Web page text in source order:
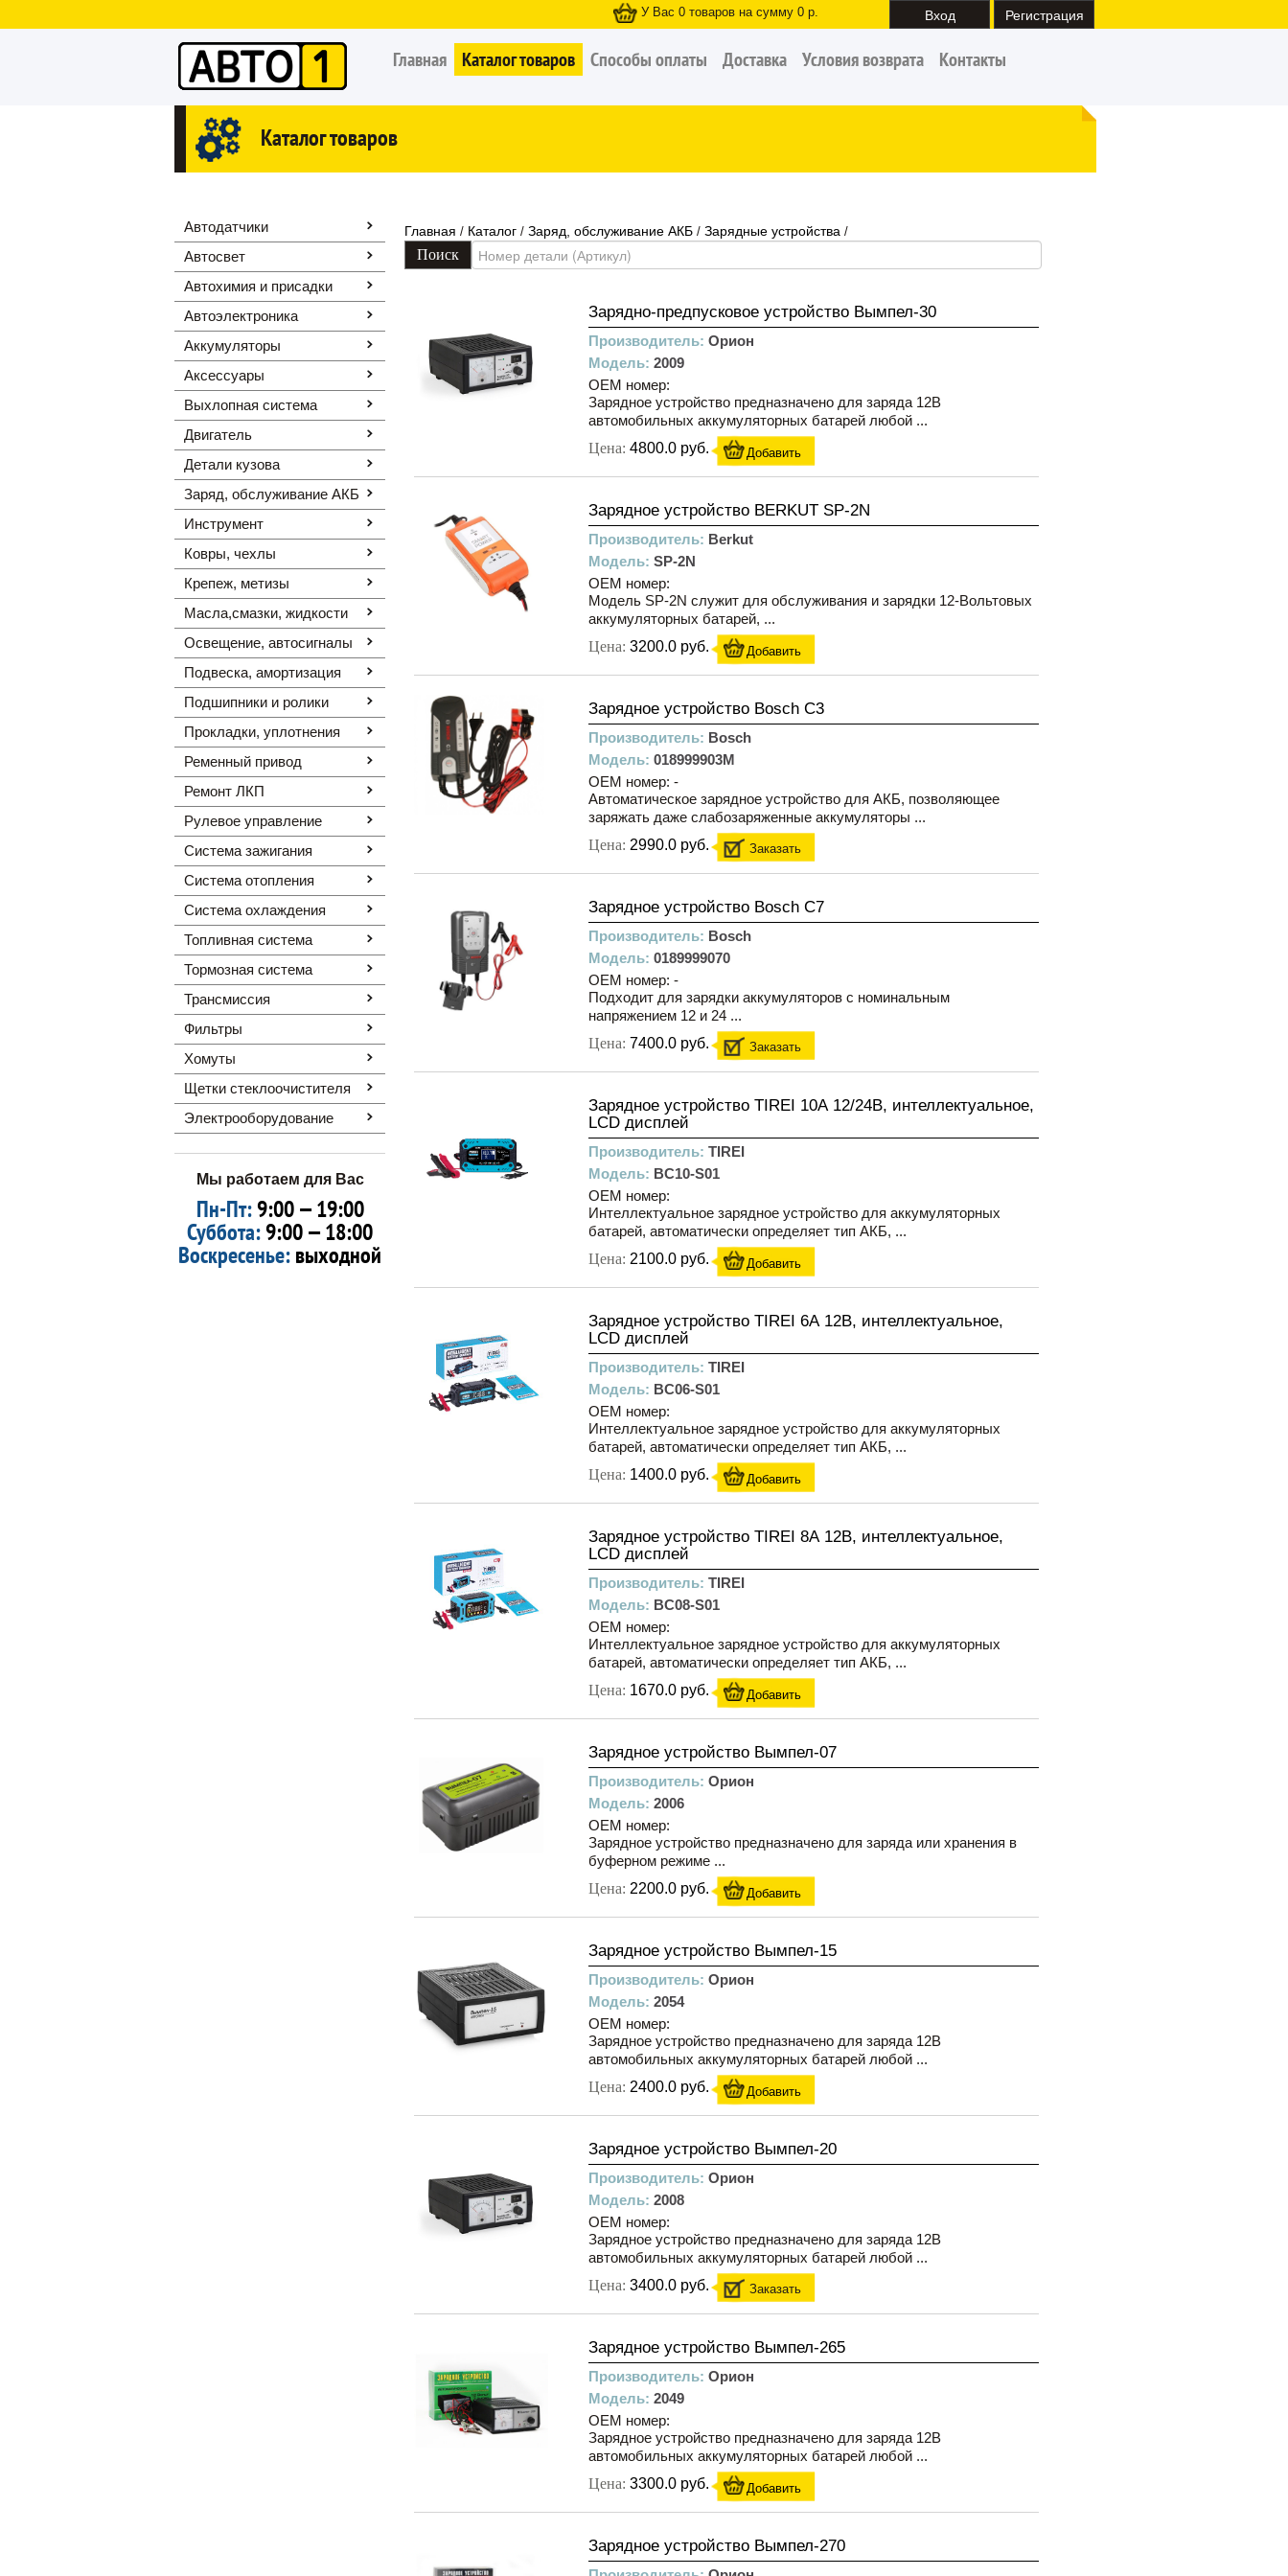
У Вас 0 товаров на сумму 0 р. Вход Регистрация
Главная Каталог товаров Способы оплаты Доставка Условия возврата Контакты
Каталог товаров
Автодатчики
Автосвет
Автохимия и присадки
Автоэлектроника
Аккумуляторы
Аксессуары
Выхлопная система
Двигатель
Детали кузова
Заряд, обслуживание АКБ
Инструмент
Ковры, чехлы
Крепеж, метизы
Масла,смазки, жидкости
Освещение, автоcигналы
Подвеска, амортизация
Подшипники и ролики
Прокладки, уплотнения
Ременный привод
Ремонт ЛКП
Рулевое управление
Система зажигания
Система отопления
Система охлаждения
Топливная система
Тормозная система
Трансмиссия
Фильтры
Хомуты
Щетки стеклоочистителя
Электрооборудование
Мы работаем для Вас
Пн-Пт:9:00 — 19:00
Суббота:9:00 — 18:00
Воскресенье:выходной
Главная / Каталог / Заряд, обслуживание АКБ / Зарядные устройства /
Зарядно-предпусковое устройство Вымпел-30
Производитель: Орион
Модель: 2009
OEM номер:
Зарядное устройство предназначено для заряда 12В
автомобильных аккумуляторных батарей любой ...
Цена: 4800.0 руб. Добавить
Зарядное устройство BERKUT SP-2N
Производитель: Berkut
Модель: SP-2N
OEM номер:
Модель SP-2N служит для обслуживания и зарядки 12-Вольтовых
аккумуляторных батарей, ...
Цена: 3200.0 руб. Добавить
Зарядное устройство Bosch C3
Производитель: Bosch
Модель: 018999903M
OEM номер: -
Автоматическое зарядное устройство для АКБ, позволяющее
заряжать даже слабозаряженные аккумуляторы ...
Цена: 2990.0 руб. Заказать
Зарядное устройство Bosch C7
Производитель: Bosch
Модель: 0189999070
OEM номер: -
Подходит для зарядки аккумуляторов с номинальным
напряжением 12 и 24 ...
Цена: 7400.0 руб. Заказать
Зарядное устройство TIREI 10А 12/24В, интеллектуальное,
LCD дисплей
Производитель: TIREI
Модель: BC10-S01
OEM номер:
Интеллектуальное зарядное устройство для аккумуляторных
батарей, автоматически определяет тип АКБ, ...
Цена: 2100.0 руб. Добавить
Зарядное устройство TIREI 6А 12В, интеллектуальное,
LCD дисплей
Производитель: TIREI
Модель: BC06-S01
OEM номер:
Интеллектуальное зарядное устройство для аккумуляторных
батарей, автоматически определяет тип АКБ, ...
Цена: 1400.0 руб. Добавить
Зарядное устройство TIREI 8А 12В, интеллектуальное,
LCD дисплей
Производитель: TIREI
Модель: BC08-S01
OEM номер:
Интеллектуальное зарядное устройство для аккумуляторных
батарей, автоматически определяет тип АКБ, ...
Цена: 1670.0 руб. Добавить
Зарядное устройство Вымпел-07
Производитель: Орион
Модель: 2006
OEM номер:
Зарядное устройство предназначено для заряда или хранения в
буферном режиме ...
Цена: 2200.0 руб. Добавить
Зарядное устройство Вымпел-15
Производитель: Орион
Модель: 2054
OEM номер:
Зарядное устройство предназначено для заряда 12В
автомобильных аккумуляторных батарей любой ...
Цена: 2400.0 руб. Добавить
Зарядное устройство Вымпел-20
Производитель: Орион
Модель: 2008
OEM номер:
Зарядное устройство предназначено для заряда 12В
автомобильных аккумуляторных батарей любой ...
Цена: 3400.0 руб. Заказать
Зарядное устройство Вымпел-265
Производитель: Орион
Модель: 2049
OEM номер:
Зарядное устройство предназначено для заряда 12В
автомобильных аккумуляторных батарей любой ...
Цена: 3300.0 руб. Добавить
Зарядное устройство Вымпел-270